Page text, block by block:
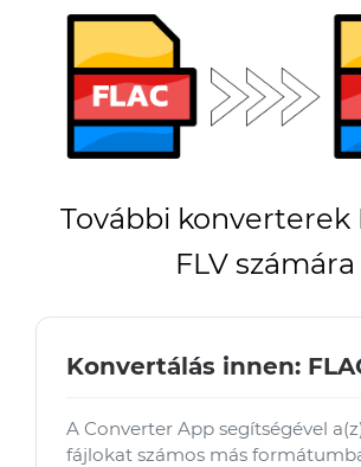
További konverterek
FLV számára
Konvertálás innen:
A Converter App segítségével
fájlokat számos más